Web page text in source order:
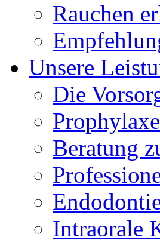
Rauchen
Unsere
Die
Prophylaxe
Beratung
Intraorale